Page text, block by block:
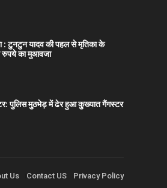
: टुनटुन यादव की पहल से मृतिका के
रुपये का मुआवजा
पुलिस मुठभेड़ में ढेर हुआ कुख्यात गैंगस्टर
Us Contact US Privacy Policy